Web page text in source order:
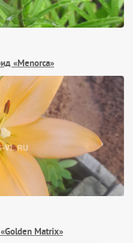
«Menorca»
Matrix»